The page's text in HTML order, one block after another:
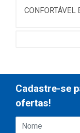
CONFORTÁVEL
Cadastre-se
ofertas!